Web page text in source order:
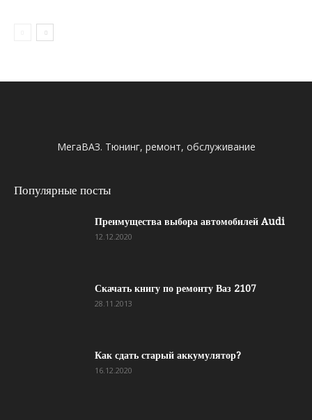
МегаВАЗ. Тюнинг, ремонт, обслуживание
Популярные посты
Преимущества выбора автомобилей Audi
12.12.2020
Скачать книгу по ремонту Ваз 2107
28.11.2013
Как сдать старый аккумулятор?
16.12.2020